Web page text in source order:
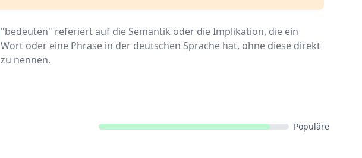
"bedeuten" referiert auf die Semantik oder die Implikation, die ein
Wort oder eine Phrase in der deutschen Sprache hat, ohne diese direkt
zu nennen.
Populäre